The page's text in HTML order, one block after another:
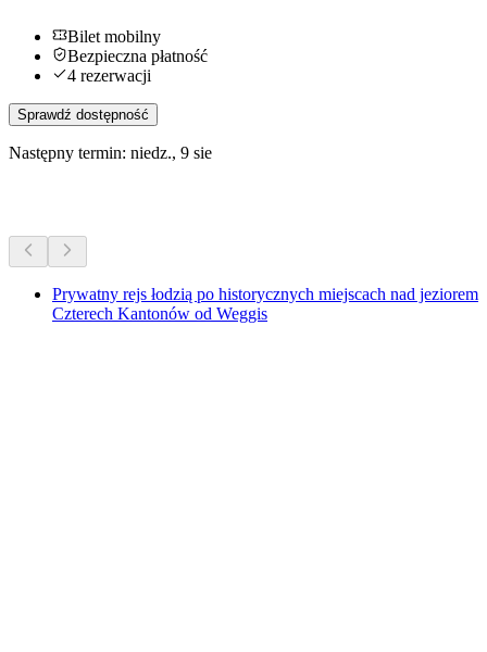
Bilet mobilny
Bezpieczna płatność
4 rezerwacji
Sprawdź dostępność
Następny termin: niedz., 9 sie
Prywatny rejs łodzią po historycznych miejscach nad jeziorem
Czterech Kantonów od Weggis